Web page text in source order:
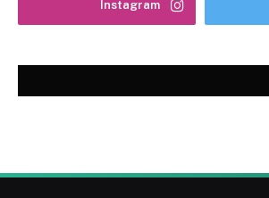
Instagram